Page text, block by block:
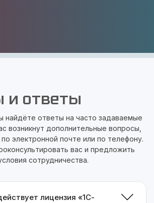
и ответы
найдёте ответы на часто задаваемые
возникнут дополнительные вопросы,
электронной почте или по телефону.
вас и предложить
сотрудничества.
лицензия «1С-